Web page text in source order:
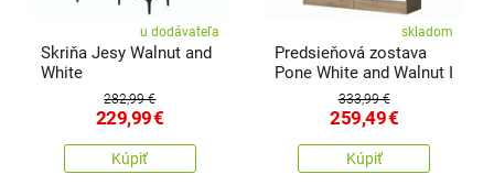
u dodávateľa
Skriňa Jesy Walnut and
White
282,99 €
229,99€
Kúpiť
skladom
Predsieňová zostava
Pone White and Walnut I
333,99 €
259,49€
Kúpiť